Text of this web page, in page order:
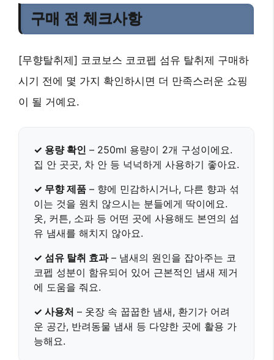
구매 전 체크사항
[무향탈취제] 코코보스 코코펩 섬유 탈취제 구매하
시기 전에 몇 가지 확인하시면 더 만족스러운 쇼핑
이 될 거예요.
✓ 용량 확인 – 250ml 용량이 2개 구성이에요.
집 안 곳곳, 차 안 등 넉넉하게 사용하기 좋아요.
✓ 무향 제품 – 향에 민감하시거나, 다른 향과 섞
이는 것을 원치 않으시는 분들에게 딱이에요.
옷, 커튼, 소파 등 어떤 곳에 사용해도 본연의 섬
유 냄새를 해치지 않아요.
✓ 섬유 탈취 효과– 냄새의 원인을 잡아주는 코
코펩 성분이 함유되어 있어 근본적인 냄새 제거
에 도움을 줘요.
✓ 사용처 – 옷장 속 꿉꿉한 냄새, 환기가 어려
운 공간, 반려동물 냄새 등 다양한 곳에 활용 가
능해요.